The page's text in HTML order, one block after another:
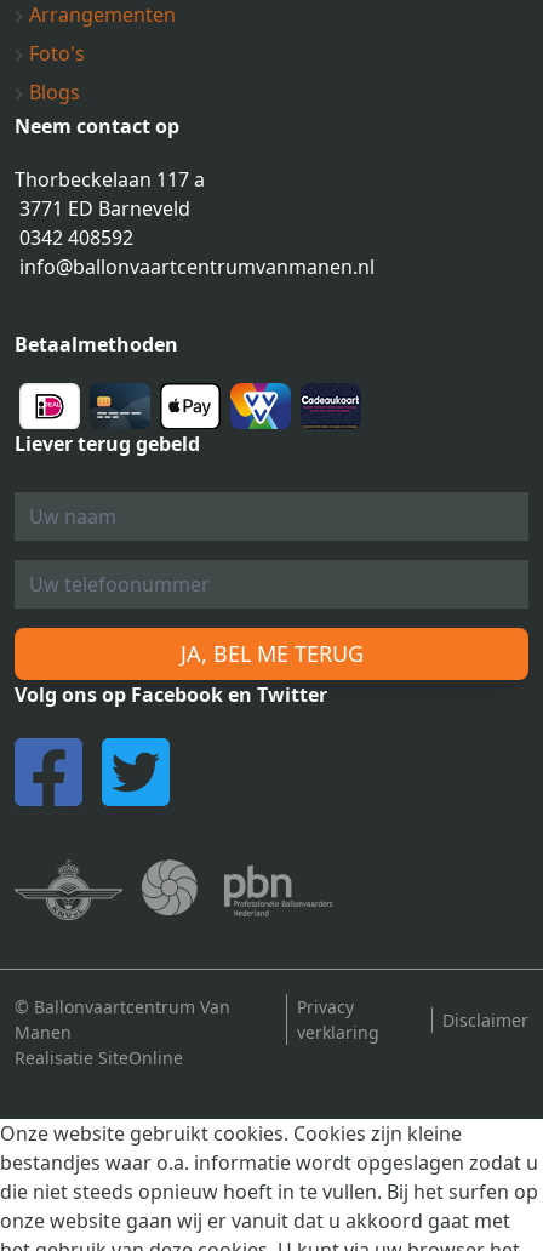
Arrangementen
Foto's
Blogs
Neem contact op
Thorbeckelaan 117 a
3771 ED Barneveld
0342 408592
info@ballonvaartcentrumvanmanen.nl
Betaalmethoden
Liever terug gebeld
JA, BEL ME TERUG
Volg ons op Facebook en Twitter
© Ballonvaartcentrum Van
Manen
Privacy
verklaring
Disclaimer
Realisatie SiteOnline
Onze website gebruikt cookies. Cookies zijn kleine
bestandjes waar o.a. informatie wordt opgeslagen zodat u
die niet steeds opnieuw hoeft in te vullen. Bij het surfen op
onze website gaan wij er vanuit dat u akkoord gaat met